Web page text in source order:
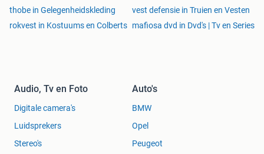
Ateca
Exeo
Tarraco
Toledo
MERCEDES
A-Klasse (W176/177
thobe in Gelegenheidskleding
vest defensie in Truien en Vesten
rokvest in Kostuums en Colberts mafiosa dvd in Dvd's | Tv en Series
Audio, Tv en Foto
Digitale camera's
Luidsprekers
Stereo's
Auto's
BMW
Opel
Peugeot